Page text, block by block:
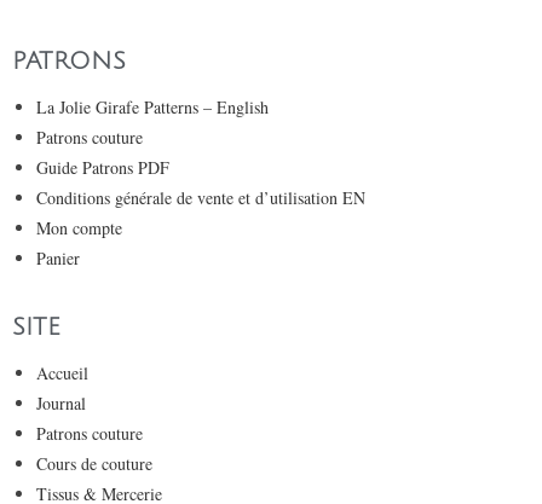
PATRONS
La Jolie Girafe Patterns – English
Patrons couture
Guide Patrons PDF
Conditions générale de vente et d’utilisation EN
Mon compte
Panier
SITE
Accueil
Journal
Patrons couture
Cours de couture
Tissus & Mercerie